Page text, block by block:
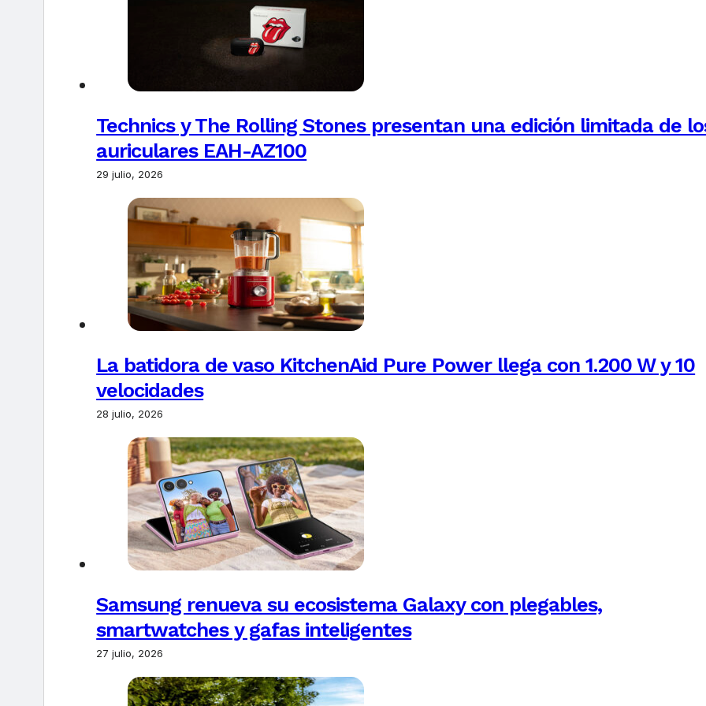
Technics y The Rolling Stones presentan una edición limitada de
auriculares EAH-AZ100
29 julio, 2026
La batidora de vaso KitchenAid Pure Power llega con 1.200 W y 10
velocidades
28 julio, 2026
Samsung renueva su ecosistema Galaxy con plegables,
smartwatches y gafas inteligentes
27 julio, 2026